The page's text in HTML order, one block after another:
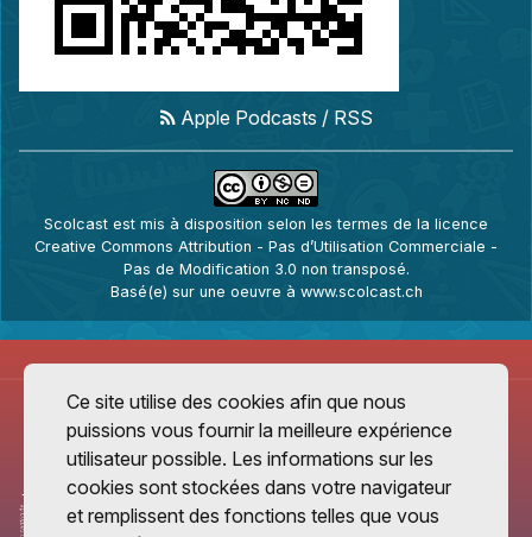
Apple Podcasts / RSS
Scolcast est mis à disposition selon les termes de la licence
Creative Commons Attribution - Pas d’Utilisation Commerciale -
Pas de Modification 3.0 non transposé.
Basé(e) sur une oeuvre à www.scolcast.ch
Ce site utilise des cookies afin que nous
puissions vous fournir la meilleure expérience
utilisateur possible. Les informations sur les
cookies sont stockées dans votre navigateur
et remplissent des fonctions telles que vous